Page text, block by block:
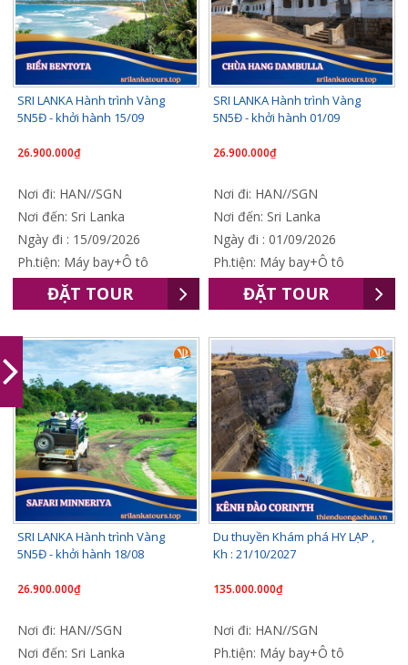
SRI LANKA Hành trình Vàng
5N5Đ - khởi hành 15/09
26.900.000₫
Nơi đi: HAN//SGN
Nơi đến: Sri Lanka
Ngày đi : 15/09/2026
Ph.tiện: Máy bay+Ô tô
ĐẶT TOUR
SRI LANKA Hành trình Vàng
5N5Đ - khởi hành 01/09
26.900.000₫
Nơi đi: HAN//SGN
Nơi đến: Sri Lanka
Ngày đi : 01/09/2026
Ph.tiện: Máy bay+Ô tô
ĐẶT TOUR
SRI LANKA Hành trình Vàng
5N5Đ - khởi hành 18/08
26.900.000₫
Nơi đi: HAN//SGN
Nơi đến: Sri Lanka
Du thuyền Khám phá HY LẠP ,
Kh : 21/10/2027
135.000.000₫
Nơi đi: HAN//SGN
Ph.tiện: Máy bay+Ô tô